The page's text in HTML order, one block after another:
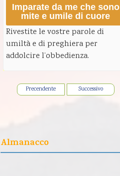
Imparate da me che sono
mite e umile di cuore
Rivestite le vostre parole di
umiltà e di preghiera per
addolcire l’obbedienza.
Precendente Successivo
Almanacco